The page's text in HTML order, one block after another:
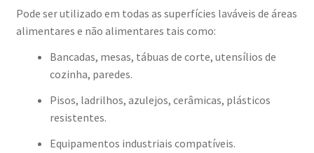
Pode ser utilizado em todas as superfícies laváveis de áreas
alimentares e não alimentares tais como:
Bancadas, mesas, tábuas de corte, utensílios de
cozinha, paredes.
Pisos, ladrilhos, azulejos, cerâmicas, plásticos
resistentes.
Equipamentos industriais compatíveis.